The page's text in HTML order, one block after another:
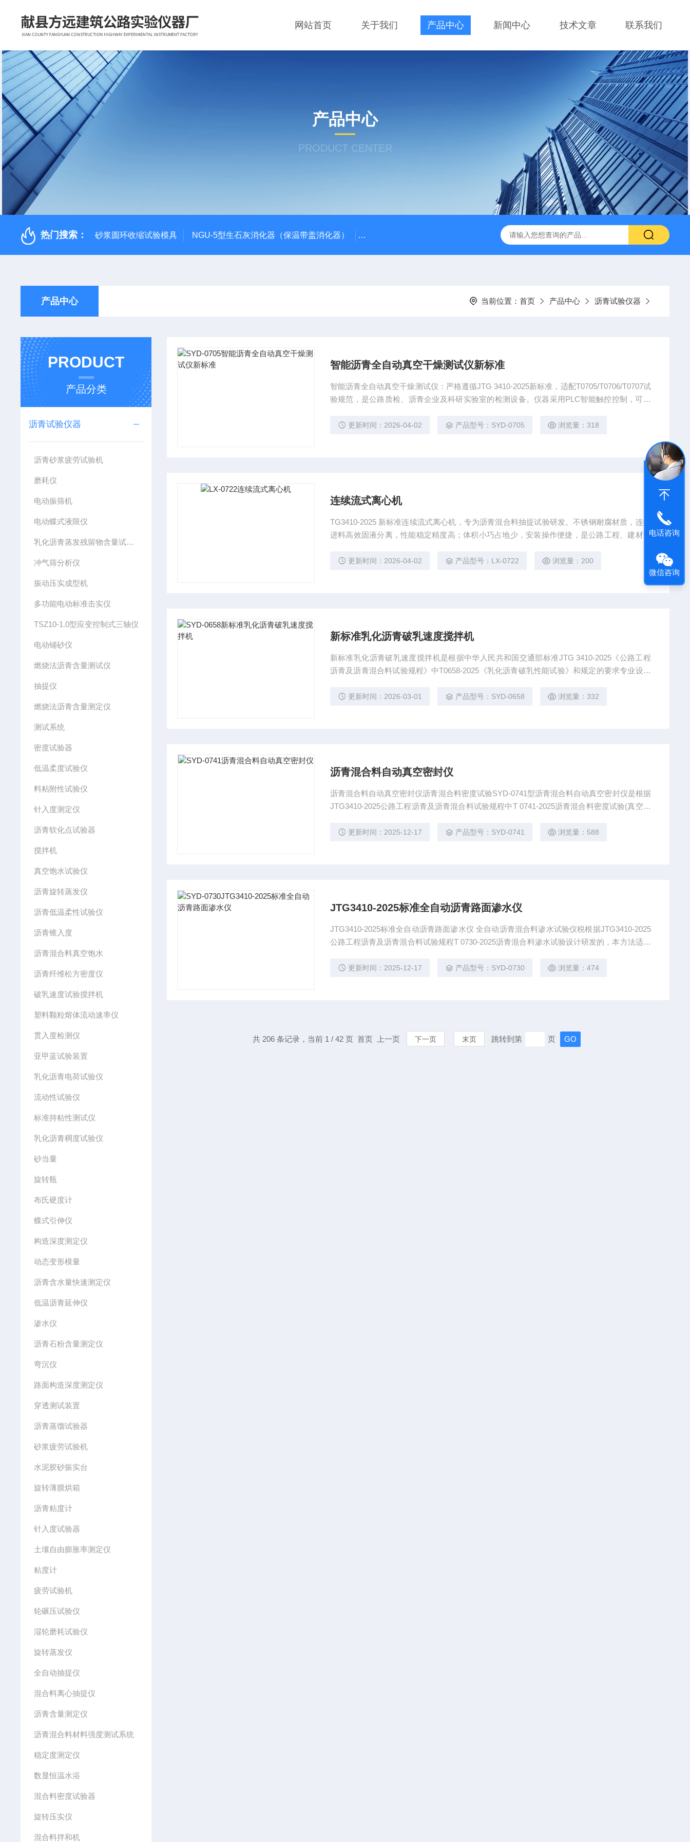
网站首页 关于我们 产品中心 新闻中心 技术文章 联系我们
产品中心
PRODUCT CENTER
热门搜索： 砂浆圆环收缩试验模具 NGU-5型生石灰消化器（保温带盖消化器） *GB/T 50080-2016标准普通混凝土泌水率试验容量筒试验方法 生石灰浆渣测定仪
产品中心 当前位置： 首页 产品中心 沥青试验仪器
PRODUCT
产品分类
沥青试验仪器
沥青砂浆疲劳试验机
磨耗仪
电动振筛机
电动蝶式液限仪
乳化沥青蒸发残留物含量试验仪
冲气筛分析仪
振动压实成型机
多功能电动标准击实仪
TSZ10-1.0型应变控制式三轴仪
电动铺砂仪
燃烧法沥青含量测试仪
抽提仪
燃烧法沥青含量测定仪
测试系统
密度试验器
低温柔度试验仪
料粘附性试验仪
针入度测定仪
沥青软化点试验器
搅拌机
真空饱水试验仪
沥青旋转蒸发仪
沥青低温柔性试验仪
沥青锥入度
沥青混合料真空饱水
沥青纤维松方密度仪
破乳速度试验搅拌机
塑料颗粒熔体流动速率仪
贯入度检测仪
亚甲蓝试验装置
乳化沥青电荷试验仪
流动性试验仪
标准持粘性测试仪
乳化沥青稠度试验仪
砂当量
旋转瓶
布氏硬度计
蝶式引伸仪
构造深度测定仪
动态变形模量
沥青含水量快速测定仪
低温沥青延伸仪
渗水仪
沥青石粉含量测定仪
弯沉仪
路面构造深度测定仪
穿透测试装置
沥青蒸馏试验器
砂浆疲劳试验机
水泥胶砂振实台
旋转薄膜烘箱
沥青粘度计
针入度试验器
土壤自由膨胀率测定仪
粘度计
疲劳试验机
轮碾压试验仪
湿轮磨耗试验仪
旋转蒸发仪
全自动抽提仪
混合料离心抽提仪
沥青含量测定仪
沥青混合料材料强度测试系统
稳定度测定仪
数显恒温水浴
混合料密度试验器
旋转压实仪
混合料拌和机
智能沥青全自动真空干燥测试仪新标准
智能沥青全自动真空干燥测试仪：严格遵循JTG 3410-2025新标准，适配T0705/T0706/T0707试
验规范，是公路质检、沥青企业及科研实验室的检测设备。仪器采用PLC智能触控控制，可自
规定真空度，15~30℃低温干燥避免沥青老化，保障检测数据精准合规，操作便捷且易运维
更新时间：2026-04-02 产品型号：SYD-0705 浏览量：318
连续流式离心机
TG3410-2025 新标准连续流式离心机，专为沥青混合料抽提试验研发。不锈钢耐腐材质，连续
进料高效固液分离，性能稳定精度高；体积小巧占地少，安装操作便捷，是公路工程、建材检
更新时间：2026-04-02 产品型号：LX-0722 浏览量：200
新标准乳化沥青破乳速度搅拌机
新标准乳化沥青破乳速度搅拌机是根据中华人民共和国交通部标准JTG 3410-2025《公路工程
沥青及沥青混合料试验规程》中T0658-2025《乳化沥青破乳性能试验》和规定的要求专业设计
S)、裂（MS)或慢裂（SS)的型号。 2、本方法也适用于测定阳离子乳化沥青的破乳指数,以评价
更新时间：2026-03-01 产品型号：SYD-0658 浏览量：332
沥青混合料自动真空密封仪
沥青混合料自动真空密封仪沥青混合料密度试验SYD-0741型沥青混合料自动真空密封仪是根据
JTG3410-2025公路工程沥青及沥青混合料试验规程中T 0741-2025沥青混合料密度试验(真空密
空隙率设计的高精度设备。通过自动抽真空使试件与密封袋紧密贴合后密封，避免传统方法中
更新时间：2025-12-17 产品型号：SYD-0741 浏览量：588
JTG3410-2025标准全自动沥青路面渗水仪
JTG3410-2025标准全自动沥青路面渗水仪 全自动沥青混合料渗水试验仪税根据JTG3410-2025
公路工程沥青及沥青混合料试验规程T 0730-2025沥青混合料渗水试验设计研发的，本方法适用
更新时间：2025-12-17 产品型号：SYD-0730 浏览量：474
共 206 条记录，当前 1 / 42 页 首页 上一页 下一页 末页 跳转到第 页
电话咨询
微信咨询